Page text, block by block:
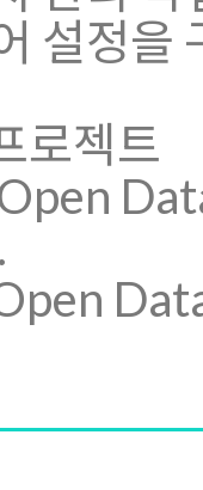
설정을
로젝트